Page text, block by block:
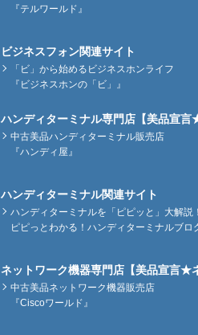
『テルワールド』
ビジネスフォン関連サイト
「ビ」から始めるビジネスホンライフ
『ビジネスホンの「ビ」』
ハンディターミナル専門店【美品宣
中古美品ハンディターミナル販売店
『ハンディ屋』
ハンディターミナル関連サイト
ハンディターミナルを「ピピッと」大解説
ピピっとわかる！ハンディターミナルブロ
ネットワーク機器専門店【美品宣言★
中古美品ネットワーク機器販売店
『Ciscoワールド』